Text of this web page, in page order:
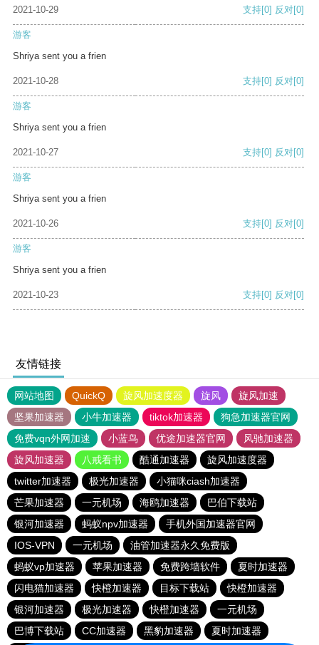
2021-10-29 支持[0] 反对[0]
游客
Shriya sent you a frien
2021-10-28 支持[0] 反对[0]
游客
Shriya sent you a frien
2021-10-27 支持[0] 反对[0]
游客
Shriya sent you a frien
2021-10-26 支持[0] 反对[0]
游客
Shriya sent you a frien
2021-10-23 支持[0] 反对[0]
友情链接
网站地图 QuickQ 旋风加速度器 旋风
旋风加速
坚果加速器
小牛加速器 tiktok加速器
狗急加速器官网
免费vqn外网加速
小蓝鸟 优途加速器官网
风驰加速器
旋风加速器
八戒看书 酷通加速器
旋风加速度器
twitter加速器
极光加速器
小猫咪ciash加速器
芒果加速器
一元机场 海鸥加速器
巴伯下载站
银河加速器
蚂蚁npv加速器
手机外国加速器官网
IOS-VPN
一元机场
油管加速器永久免费版
蚂蚁vp加速器
苹果加速器 免费跨墙软件
夏时加速器
闪电猫加速器
快橙加速器 目标下载站
快橙加速器
银河加速器
极光加速器 快橙加速器
一元机场
巴博下载站
CC加速器 黑豹加速器 夏时加速器